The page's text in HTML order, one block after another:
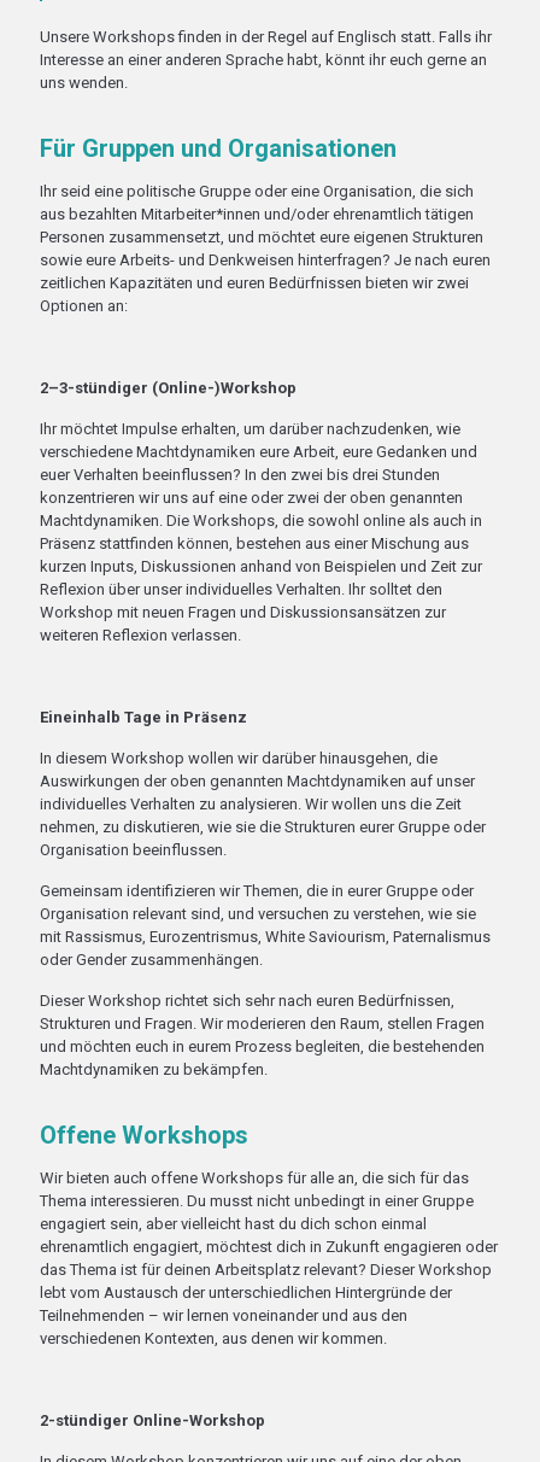
Unsere Workshops finden in der Regel auf Englisch statt. Falls ihr
Interesse an einer anderen Sprache habt, könnt ihr euch gerne an
uns wenden.
Für Gruppen und Organisationen
Ihr seid eine politische Gruppe oder eine Organisation, die sich
aus bezahlten Mitarbeiter*innen und/oder ehrenamtlich tätigen
Personen zusammensetzt, und möchtet eure eigenen Strukturen
sowie eure Arbeits- und Denkweisen hinterfragen? Je nach euren
zeitlichen Kapazitäten und euren Bedürfnissen bieten wir zwei
Optionen an:
2–3-stündiger (Online-)Workshop
Ihr möchtet Impulse erhalten, um darüber nachzudenken, wie
verschiedene Machtdynamiken eure Arbeit, eure Gedanken und
euer Verhalten beeinflussen? In den zwei bis drei Stunden
konzentrieren wir uns auf eine oder zwei der oben genannten
Machtdynamiken. Die Workshops, die sowohl online als auch in
Präsenz stattfinden können, bestehen aus einer Mischung aus
kurzen Inputs, Diskussionen anhand von Beispielen und Zeit zur
Reflexion über unser individuelles Verhalten. Ihr solltet den
Workshop mit neuen Fragen und Diskussionsansätzen zur
weiteren Reflexion verlassen.
Eineinhalb Tage in Präsenz
In diesem Workshop wollen wir darüber hinausgehen, die
Auswirkungen der oben genannten Machtdynamiken auf unser
individuelles Verhalten zu analysieren. Wir wollen uns die Zeit
nehmen, zu diskutieren, wie sie die Strukturen eurer Gruppe oder
Organisation beeinflussen.
Gemeinsam identifizieren wir Themen, die in eurer Gruppe oder
Organisation relevant sind, und versuchen zu verstehen, wie sie
mit Rassismus, Eurozentrismus, White Saviourism, Paternalismus
oder Gender zusammenhängen.
Dieser Workshop richtet sich sehr nach euren Bedürfnissen,
Strukturen und Fragen. Wir moderieren den Raum, stellen Fragen
und möchten euch in eurem Prozess begleiten, die bestehenden
Machtdynamiken zu bekämpfen.
Offene Workshops
Wir bieten auch offene Workshops für alle an, die sich für das
Thema interessieren. Du musst nicht unbedingt in einer Gruppe
engagiert sein, aber vielleicht hast du dich schon einmal
ehrenamtlich engagiert, möchtest dich in Zukunft engagieren oder
das Thema ist für deinen Arbeitsplatz relevant? Dieser Workshop
lebt vom Austausch der unterschiedlichen Hintergründe der
Teilnehmenden – wir lernen voneinander und aus den
verschiedenen Kontexten, aus denen wir kommen.
2-stündiger Online-Workshop